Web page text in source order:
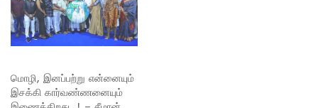
மொழி, இனப்பற்று என்னையும்
இசக்கி கார்வண்ணனையும்